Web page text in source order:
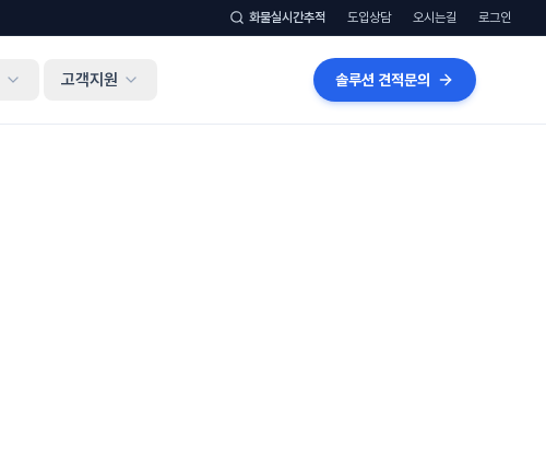
화물실시간추적 도입상담 오시는길 로그인
고객지원 솔루션 견적문의